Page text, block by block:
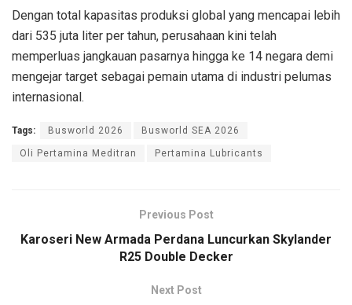
Dengan total kapasitas produksi global yang mencapai lebih
dari 535 juta liter per tahun, perusahaan kini telah
memperluas jangkauan pasarnya hingga ke 14 negara demi
mengejar target sebagai pemain utama di industri pelumas
internasional.
Tags: Busworld 2026 Busworld SEA 2026
Oli Pertamina Meditran Pertamina Lubricants
Previous Post
Karoseri New Armada Perdana Luncurkan Skylander
R25 Double Decker
Next Post